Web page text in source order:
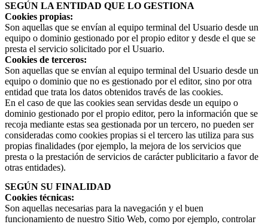
SEGÚN LA ENTIDAD QUE LO GESTIONA
Cookies propias:
Son aquellas que se envían al equipo terminal del Usuario desde un
equipo o dominio gestionado por el propio editor y desde el que se
presta el servicio solicitado por el Usuario.
Cookies de terceros:
Son aquellas que se envían al equipo terminal del Usuario desde un
equipo o dominio que no es gestionado por el editor, sino por otra
entidad que trata los datos obtenidos través de las cookies.
En el caso de que las cookies sean servidas desde un equipo o
dominio gestionado por el propio editor, pero la información que se
recoja mediante estas sea gestionada por un tercero, no pueden ser
consideradas como cookies propias si el tercero las utiliza para sus
propias finalidades (por ejemplo, la mejora de los servicios que
presta o la prestación de servicios de carácter publicitario a favor de
otras entidades).
SEGÚN SU FINALIDAD
Cookies técnicas:
Son aquellas necesarias para la navegación y el buen
funcionamiento de nuestro Sitio Web, como por ejemplo, controlar